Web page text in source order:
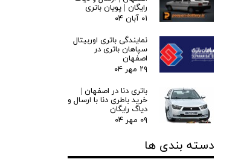
رایگان | پویان باتری
۰۱ آبان ۰۴
نمایندگی باتری اوربیتال
سپاهان باتری در
اصفهان
۲۹ مهر ۰۴
باتری دنا در اصفهان |
خرید باطری دنا با ارسال و
دیاگ رایگان
۰۹ مهر ۰۴
دسته بندی ها